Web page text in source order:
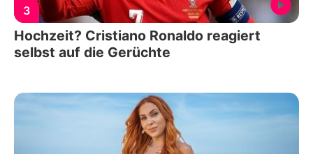
3
Hochzeit? Cristiano Ronaldo reagiert
selbst auf die Gerüchte